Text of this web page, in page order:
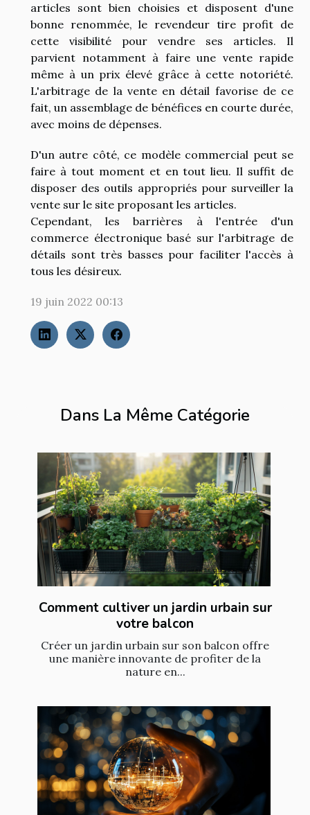
Dans La Même Catégorie
Comment cultiver un jardin urbain sur
votre balcon
Créer un jardin urbain sur son balcon offre
une manière innovante de profiter de la
nature en...
articles sont bien choisies et disposent d'une
bonne renommée, le revendeur tire profit de
cette visibilité pour vendre ses articles. Il
parvient notamment à faire une vente rapide
même à un prix élevé grâce à cette notoriété.
L'arbitrage de la vente en détail favorise de ce
fait, un assemblage de bénéfices en courte durée,
avec moins de dépenses.
D'un autre côté, ce modèle commercial peut se
faire à tout moment et en tout lieu. Il suffit de
disposer des outils appropriés pour surveiller la
vente sur le site proposant les articles.
Cependant, les barrières à l'entrée d'un
commerce électronique basé sur l'arbitrage de
détails sont très basses pour faciliter l'accès à
tous les désireux.
19 juin 2022 00:13